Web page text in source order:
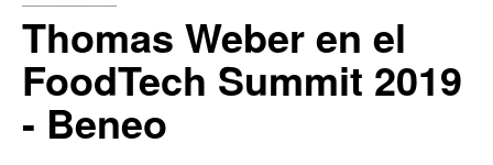
Thomas Weber en el
FoodTech Summit 2019
- Beneo